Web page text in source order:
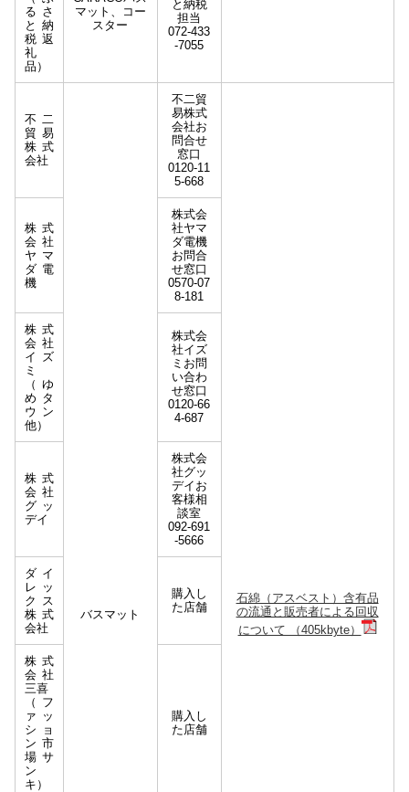
るさ
と納
税返
礼
品）
マット、コー
スター
と納税
担当
072-433
-7055
不⼆
貿易
株式
会社
バスマット
不二貿
易株式
会社お
問合せ
窓口
0120-11
5-668
⽯綿（アスベスト）含有品
の流通と販売者による回収
について （405kbyte）
株式
会社
ヤマ
ダ電
機
株式会
社ヤマ
ダ電機
お問合
せ窓⼝
0570-07
8-181
株式
会社
イズ
ミ
（ゆ
めタ
ウン
他）
株式会
社イズ
ミお問
い合わ
せ窓口
0120-66
4-687
株式
会社
グッ
デイ
株式会
社グッ
デイお
客様相
談室
092-691
-5666
ダイ
レッ
クス
株式
会社
購入し
た店舗
株式
会社
三喜
（フ
ァッ
ショ
ン市
場サ
ン
キ）
購入し
た店舗